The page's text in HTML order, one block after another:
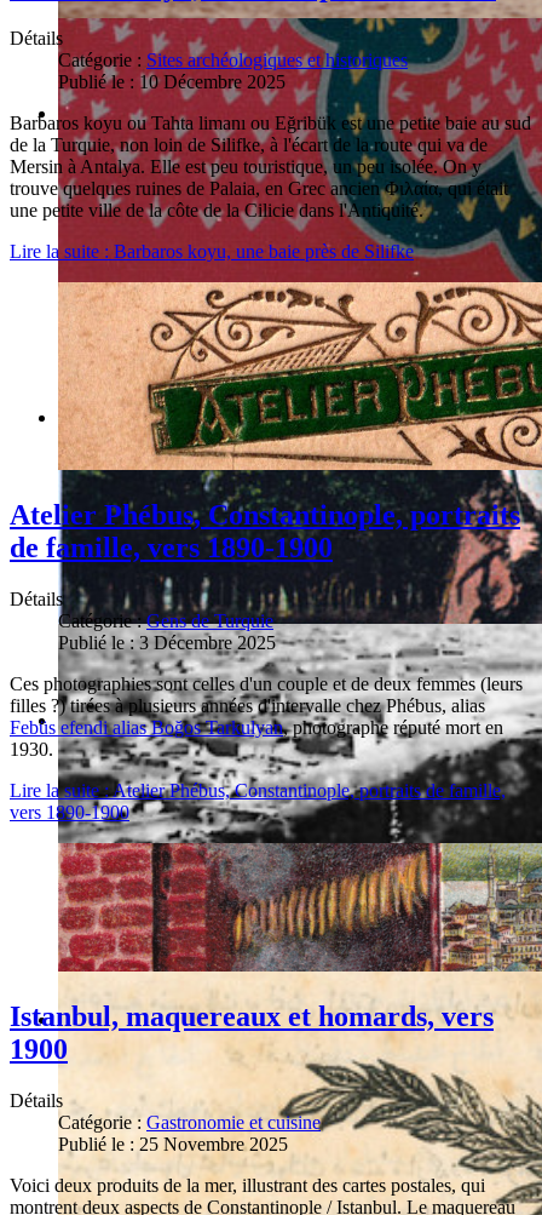
Détails
Catégorie : Sites archéologiques et historiques
Publié le : 10 Décembre 2025
Barbaros koyu ou Tahta limanı ou Eğribük est une petite baie au sud
de la Turquie, non loin de Silifke, à l'écart de la route qui va de
Mersin à Antalya. Elle est peu touristique, un peu isolée. On y
trouve quelques ruines de Palaia, en Grec ancien Φιλαία, qui était
une petite ville de la côte de la Cilicie dans l'Antiquité.
Lire la suite : Barbaros koyu, une baie près de Silifke
Atelier Phébus, Constantinople, portraits
de famille, vers 1890-1900
Détails
Catégorie :Gens de Turquie
Publié le : 3 Décembre 2025
Ces photographies sont celles d'un couple et de deux femmes (leurs
filles ?) tirées à plusieurs années d'intervalle chez Phébus, alias
Febüs efendi alias Boğos Tarkulyan, photographe réputé mort en
1930.
Lire la suite : Atelier Phébus, Constantinople, portraits de famille,
vers 1890-1900
Istanbul, maquereaux et homards, vers
1900
Détails
Catégorie : Gastronomie et cuisine
Publié le : 25 Novembre 2025
Voici deux produits de la mer, illustrant des cartes postales, qui
montrent deux aspects de Constantinople / Istanbul. Le maquereau